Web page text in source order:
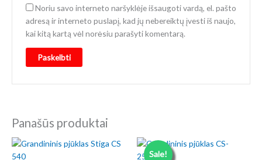
Noriu savo interneto naršyklėje išsaugoti vardą, el. pašto
adresą ir interneto puslapį, kad jų nebereiktų įvesti iš naujo,
kai kitą kartą vėl norėsiu parašyti komentarą.
Panašūs produktai
Sale!